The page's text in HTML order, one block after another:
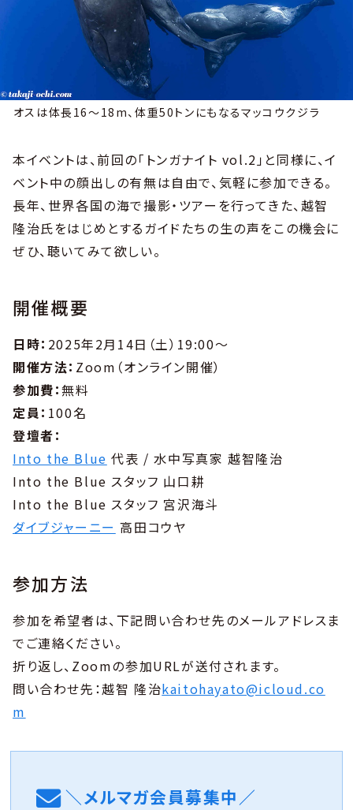
オスは体長16〜18m、体重50トンにもなるマッコウクジラ
本イベントは、前回の「トンガナイト vol.2」と同様に、イ
ベント中の顔出しの有無は自由で、気軽に参加できる。
長年、世界各国の海で撮影・ツアーを行ってきた、越智
隆治氏をはじめとするガイドたちの生の声をこの機会に
ぜひ、聴いてみて欲しい。
開催概要
日時： 2025年2月14日（土）19:00～
開催方法： Zoom（オンライン開催）
参加費：無料
定員： 100名
登壇者：
Into the Blue 代表 / 水中写真家 越智隆治
Into the Blue スタッフ 山口耕
Into the Blue スタッフ 宮沢海斗
ダイブジャーニー 高田コウヤ
参加方法
参加を希望者は、下記問い合わせ先のメールアドレスま
でご連絡ください。
折り返し、Zoomの参加URLが送付されます。
問い合わせ先：越智 隆治kaitohayato@icloud.co
m
＼メルマガ会員募集中／